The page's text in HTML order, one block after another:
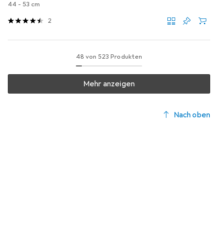
44 - 53 cm
2
48 von 523 Produkten
Mehr anzeigen
Nach oben